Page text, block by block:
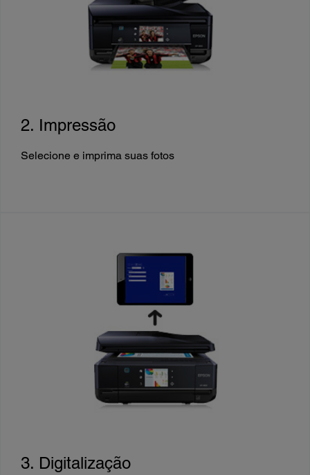
2. Impressão
Selecione e imprima suas fotos
3. Digitalização